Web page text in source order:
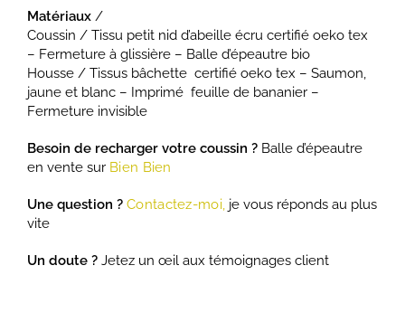
Matériaux /
Coussin / Tissu petit nid d’abeille écru certifié oeko tex
– Fermeture à glissière – Balle d’épeautre bio
Housse / Tissus bâchette certifié oeko tex – Saumon,
jaune et blanc – Imprimé feuille de bananier –
Fermeture invisible
Besoin de recharger votre coussin ? Balle d’épeautre
en vente sur Bien Bien
Une question ? Contactez-moi, je vous réponds au plus
vite
Un doute ? Jetez un œil aux témoignages client